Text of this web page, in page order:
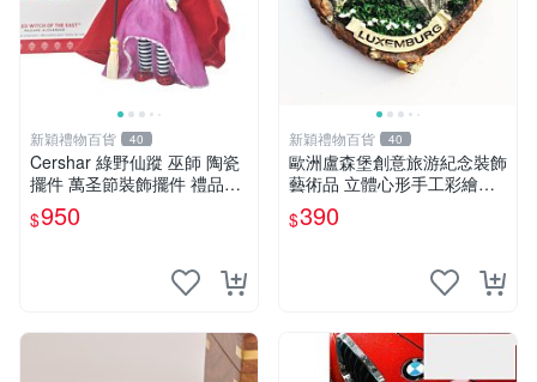
新穎禮物百貨 40
Cershar 綠野仙蹤 巫師 陶瓷
擺件 萬圣節裝飾擺件 禮品禮
物 原盒
$950
新穎禮物百貨 40
歐洲盧森堡創意旅游紀念裝飾
藝術品 立體心形手工彩繪磁
性冰箱貼
$390